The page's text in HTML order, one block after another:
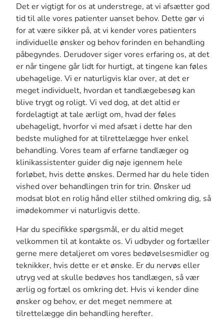
Det er vigtigt for os at understrege, at vi afsætter god
tid til alle vores patienter uanset behov. Dette gør vi
for at være sikker på, at vi kender vores patienters
individuelle ønsker og behov forinden en behandling
påbegyndes. Derudover siger vores erfaring os, at det
er når tingene går lidt for hurtigt, at tingene kan føles
ubehagelige. Vi er naturligvis klar over, at det er
meget individuelt, hvordan et tandlægebesøg kan
blive trygt og roligt. Vi ved dog, at det altid er
fordelagtigt at tale ærligt om, hvad der føles
ubehageligt, hvorfor vi med afsæt i dette har den
bedste mulighed for at tilrettelægge hver enkel
behandling. Vores team af erfarne tandlæger og
klinikassistenter guider dig nøje igennem hele
forløbet, hvis dette ønskes. Dermed har du hele tiden
vished over behandlingen trin for trin. Ønsker ud
modsat blot en rolig hånd eller stilhed omkring dig, så
imødekommer vi naturligvis dette.
Har du specifikke spørgsmål, er du altid meget
velkommen til at kontakte os. Vi udbyder og fortæller
gerne mere detaljeret om vores bedøvelsesmidler og
teknikker, hvis dette er et ønske. Er du nervøs eller
utryg ved at skulle bedøves hos tandlægen, så vær
ærlig og fortæl os omkring det. Hvis vi kender dine
ønsker og behov, er det meget nemmere at
tilrettelægge din behandling herefter.